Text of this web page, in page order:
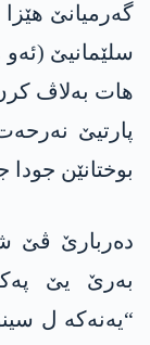
گەرمیانێ
سلێمانیێ
ھات بەلاڤ
پارتیێ
بوختانێن
دەربارێ ڤێ
بەرێ یێ
“یەنەکە ل